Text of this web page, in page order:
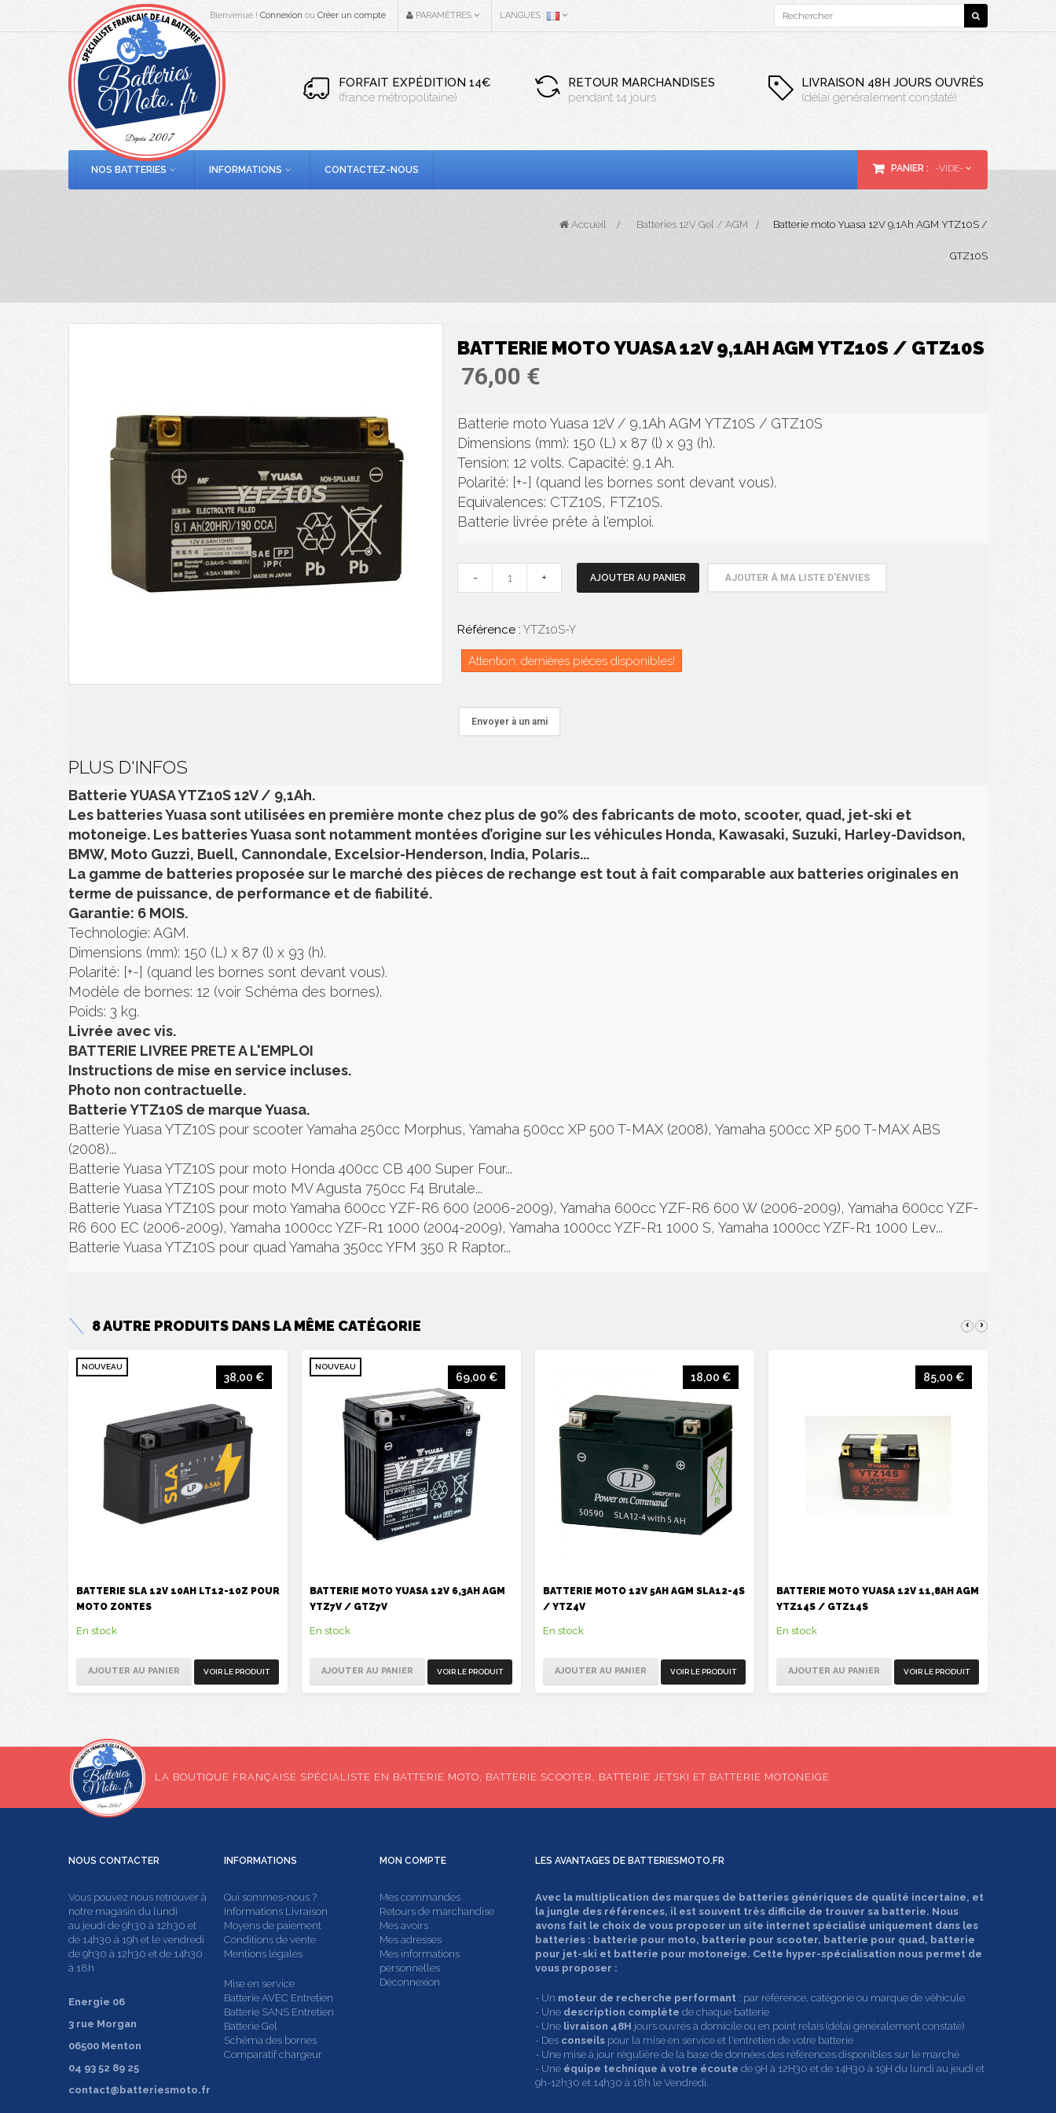
Bienvenue ! Connexion ou Créer un compte PARAMÈTRES LANGUES :
FORFAIT EXPÉDITION 14€
(france métropolitaine)
RETOUR MARCHANDISES
pendant 14 jours
LIVRAISON 48H JOURS OUVRÉS
(délai généralement constaté)
NOS BATTERIES INFORMATIONS CONTACTEZ-NOUS PANIER : -VIDE-
Accueil > Batteries 12V Gel / AGM > Batterie moto Yuasa 12V 9,1Ah AGM YTZ10S /
GTZ10S
BATTERIE MOTO YUASA 12V 9,1AH AGM YTZ10S / GTZ10S
76,00 €
Batterie moto Yuasa 12V / 9,1Ah AGM YTZ10S / GTZ10S
Dimensions (mm): 150 (L) x 87 (l) x 93 (h).
Tension: 12 volts. Capacité: 9,1 Ah.
Polarité: [+-] (quand les bornes sont devant vous).
Equivalences: CTZ10S, FTZ10S.
Batterie livrée prête à l'emploi.
- + AJOUTER AU PANIER AJOUTER À MA LISTE D'ENVIES
Référence : YTZ10S-Y
Attention: dernières pièces disponibles!
Envoyer à un ami
PLUS D'INFOS
Batterie YUASA YTZ10S 12V / 9,1Ah.
Les batteries Yuasa sont utilisées en première monte chez plus de 90% des fabricants de moto, scooter, quad, jet-ski et
motoneige. Les batteries Yuasa sont notamment montées d’origine sur les véhicules Honda, Kawasaki, Suzuki, Harley-Davidson,
BMW, Moto Guzzi, Buell, Cannondale, Excelsior-Henderson, India, Polaris...
La gamme de batteries proposée sur le marché des pièces de rechange est tout à fait comparable aux batteries originales en
terme de puissance, de performance et de fiabilité.
Garantie: 6 MOIS.
Technologie: AGM.
Dimensions (mm): 150 (L) x 87 (l) x 93 (h).
Polarité: [+-] (quand les bornes sont devant vous).
Modèle de bornes: 12 (voir Schéma des bornes).
Poids: 3 kg.
Livrée avec vis.
BATTERIE LIVREE PRETE A L'EMPLOI
Instructions de mise en service incluses.
Photo non contractuelle.
Batterie YTZ10S de marque Yuasa.
Batterie Yuasa YTZ10S pour scooter Yamaha 250cc Morphus, Yamaha 500cc XP 500 T-MAX (2008), Yamaha 500cc XP 500 T-MAX ABS
(2008)...
Batterie Yuasa YTZ10S pour moto Honda 400cc CB 400 Super Four...
Batterie Yuasa YTZ10S pour moto MV Agusta 750cc F4 Brutale...
Batterie Yuasa YTZ10S pour moto Yamaha 600cc YZF-R6 600 (2006-2009), Yamaha 600cc YZF-R6 600 W (2006-2009), Yamaha 600cc YZF-
R6 600 EC (2006-2009), Yamaha 1000cc YZF-R1 1000 (2004-2009), Yamaha 1000cc YZF-R1 1000 S, Yamaha 1000cc YZF-R1 1000 Lev...
Batterie Yuasa YTZ10S pour quad Yamaha 350cc YFM 350 R Raptor...
8 AUTRE PRODUITS DANS LA MÊME CATÉGORIE ‹ ›
NOUVEAU
BATTERIE SLA 12V 10AH LT12-10Z POUR
MOTO ZONTES
En stock
38,00 €
AJOUTER AU PANIER VOIR LE PRODUIT
NOUVEAU
BATTERIE MOTO YUASA 12V 6,3AH AGM
YTZ7V / GTZ7V
En stock
69,00 €
AJOUTER AU PANIER VOIR LE PRODUIT
BATTERIE MOTO 12V 5AH AGM SLA12-4S
/ YTZ4V
En stock
18,00 €
AJOUTER AU PANIER VOIR LE PRODUIT
BATTERIE MOTO YUASA 12V 11,8AH AGM
YTZ14S / GTZ14S
En stock
85,00 €
AJOUTER AU PANIER VOIR LE PRODUIT
LA BOUTIQUE FRANÇAISE SPÉCIALISTE EN BATTERIE MOTO, BATTERIE SCOOTER, BATTERIE JETSKI ET BATTERIE MOTONEIGE
NOUS CONTACTER
Vous pouvez nous retrouver à
notre magasin du lundi
au jeudi de 9h30 à 12h30 et
de 14h30 à 19h et le vendredi
de 9h30 à 12h30 et de 14h30
à 18h
Energie 06
3 rue Morgan
06500 Menton
04 93 52 89 25
contact@batteriesmoto.fr
INFORMATIONS
Qui sommes-nous ?
Informations Livraison
Moyens de paiement
Conditions de vente
Mentions légales
Mise en service
Batterie AVEC Entretien
Batterie SANS Entretien
Batterie Gel
Schéma des bornes
Comparatif chargeur
MON COMPTE
Mes commandes
Retours de marchandise
Mes avoirs
Mes adresses
Mes informations
personnelles
Déconnexion
LES AVANTAGES DE BATTERIESMOTO.FR
Avec la multiplication des marques de batteries génériques de qualité incertaine, et
la jungle des références, il est souvent très difficile de trouver sa batterie. Nous
avons fait le choix de vous proposer un site internet spécialisé uniquement dans les
batteries : batterie pour moto, batterie pour scooter, batterie pour quad, batterie
pour jet-ski et batterie pour motoneige. Cette hyper-spécialisation nous permet de
vous proposer :
- Un moteur de recherche performant : par référence, catégorie ou marque de véhicule
- Une description complète de chaque batterie
- Une livraison 48H jours ouvrés à domicile ou en point relais (délai généralement constaté)
- Des conseils pour la mise en service et l'entretien de votre batterie
- Une mise à jour régulière de la base de données des références disponibles sur le marché
- Une équipe technique à votre écoute de 9H à 12H30 et de 14H30 à 19H du lundi au jeudi et
9h-12h30 et 14h30 à 18h le Vendredi.